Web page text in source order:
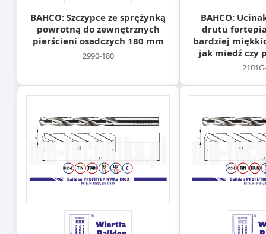
BAHCO: Szczypce ze sprężynką
powrotną do zewnętrznych
pierścieni osadczych 180 mm
2990-180
BAHCO:
drutu
bardziej
jak miedź czy